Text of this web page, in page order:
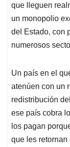
que lleguen
un monopolio
del Estado, con
numerosos
Un país en el
atenúen con un
redistribución
ese país cobra
los pagan
que les retornan